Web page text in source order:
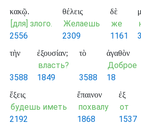
κακῷ.
[для] злого.
2556
θέλεις
Желаешь
2309
δὲ
же
1161
τὴν
3588
ἐξουσίαν;
власть?
1849
τὸ
3588
ἀγαθὸν
Доброе
18
ἕξεις
будешь иметь
2192
ἔπαινον
похвалу
1868
ἐξ
от
1537